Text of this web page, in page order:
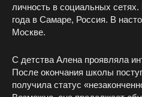
личность в социальных
года в Самаре, Россия. В
Москве.
С детства Алена проявляла
После окончания школы
получила статус